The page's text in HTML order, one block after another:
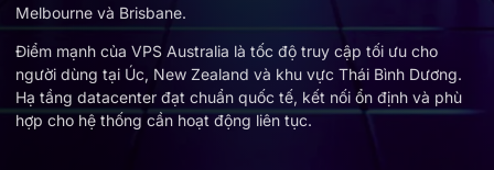
Melbourne và Brisbane.
Điểm mạnh của VPS Australia là tốc độ truy cập tối ưu cho
người dùng tại Úc, New Zealand và khu vực Thái Bình Dương.
Hạ tầng datacenter đạt chuẩn quốc tế, kết nối ổn định và phù
hợp cho hệ thống cần hoạt động liên tục.